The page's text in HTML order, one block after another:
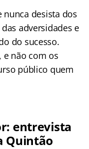
nunca desista dos
adversidades e
do sucesso.
e não com os
público quem
entrevista
Quintão